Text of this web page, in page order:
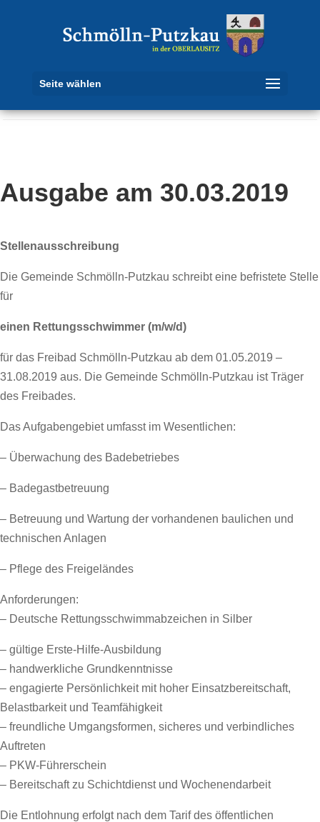
Seite wählen
Ausgabe am 30.03.2019
Stellenausschreibung
Die Gemeinde Schmölln-Putzkau schreibt eine befristete Stelle
für
einen Rettungsschwimmer (m/w/d)
für das Freibad Schmölln-Putzkau ab dem 01.05.2019 –
31.08.2019 aus. Die Gemeinde Schmölln-Putzkau ist Träger
des Freibades.
Das Aufgabengebiet umfasst im Wesentlichen:
– Überwachung des Badebetriebes
– Badegastbetreuung
– Betreuung und Wartung der vorhandenen baulichen und
technischen Anlagen
– Pflege des Freigeländes
Anforderungen:
– Deutsche Rettungsschwimmabzeichen in Silber
– gültige Erste-Hilfe-Ausbildung
– handwerkliche Grundkenntnisse
– engagierte Persönlichkeit mit hoher Einsatzbereitschaft,
Belastbarkeit und Teamfähigkeit
– freundliche Umgangsformen, sicheres und verbindliches
Auftreten
– PKW-Führerschein
– Bereitschaft zu Schichtdienst und Wochenendarbeit
Die Entlohnung erfolgt nach dem Tarif des öffentlichen